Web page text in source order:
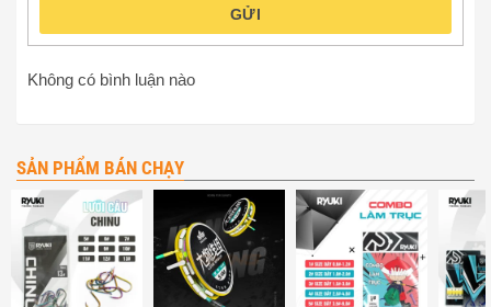
GỬI
Không có bình luận nào
SẢN PHẨM BÁN CHẠY